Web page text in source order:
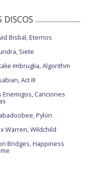
DISCOS
Bisbal, Eternos
Siete
Imbruglia, Algorithm
Act III
Enemigos, Canciones
Pylon
Warren, Wildchild
Bridges, Happiness